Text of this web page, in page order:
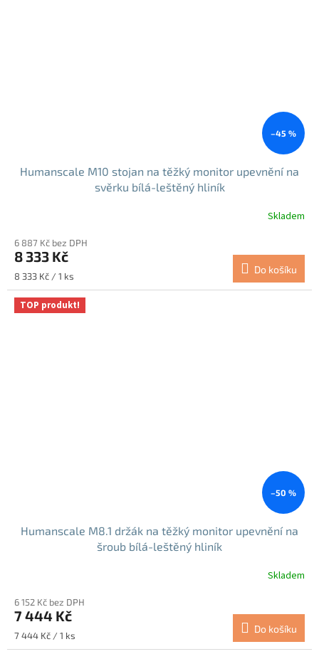
–45 %
Humanscale M10 stojan na těžký monitor upevnění na
svěrku bílá-leštěný hliník
Skladem
6 887 Kč bez DPH
8 333 Kč
Měrná
cena:
8 333 Kč / 1 ks
Do košíku
TOP produkt!
–50 %
Humanscale M8.1 držák na těžký monitor upevnění na
šroub bílá-leštěný hliník
Skladem
6 152 Kč bez DPH
7 444 Kč
Měrná
cena:
7 444 Kč / 1 ks
Do košíku